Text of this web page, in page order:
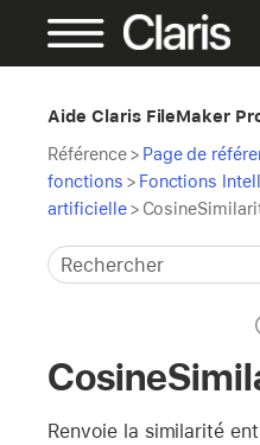
Aide Claris FileMaker
Référence> Page de
fonctions > Fonctions
artificielle >
Renvoie la similarité